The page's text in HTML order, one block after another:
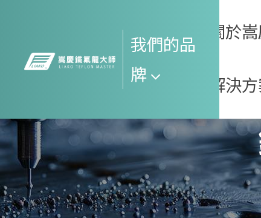
我們的品
牌
關於
關於嵩慶
SGS-綠色
相關規範
相關認證
解決
伺服器水
解決方案
車用水冷